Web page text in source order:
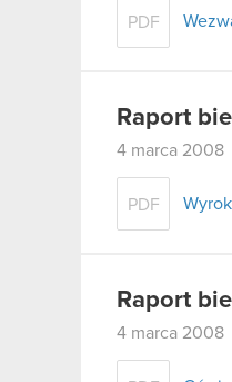
PDF
Raport
4 marca 2008
PDF
Raport
4 marca 2008